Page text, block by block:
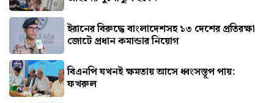
ইরানের বিরুদ্ধে বাংলাদেশসহ ১৩ দেশের প্রতিরক্ষা
জোটে প্রধান কমান্ডার নিয়োগ
বিএনপি যখনই ক্ষমতায় আসে ধ্বংসস্তূপ পায়:
ফখরুল